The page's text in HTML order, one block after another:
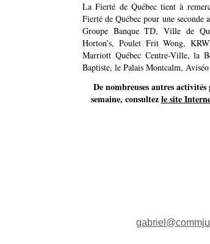
La Fierté de Québec tient à
Fierté de Québec pour une seconde
Groupe Banque TD, Ville de
Horton’s, Poulet Frit Wong,
Marriott Québec Centre-Ville, la
Baptiste, le Palais Montcalm,
De nombreuses autres
semaine, consultezle site